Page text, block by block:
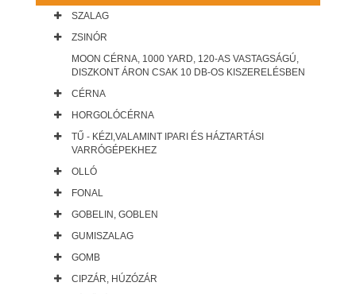
SZALAG
ZSINÓR
MOON CÉRNA, 1000 YARD, 120-AS VASTAGSÁGÚ,
DISZKONT ÁRON CSAK 10 DB-OS KISZERELÉSBEN
CÉRNA
HORGOLÓCÉRNA
TŰ - KÉZI,VALAMINT IPARI ÉS HÁZTARTÁSI
VARRÓGÉPEKHEZ
OLLÓ
FONAL
GOBELIN, GOBLEN
GUMISZALAG
GOMB
CIPZÁR, HÚZÓZÁR